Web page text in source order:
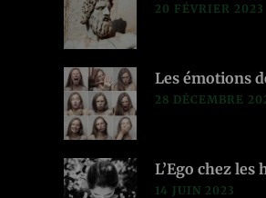
20 FÉVRIER 2023
Les émotions
28 DÉCEMBRE
L’Ego chez
14 JUIN 2023